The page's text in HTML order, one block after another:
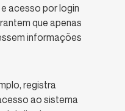
acesso por login
que apenas
informações
registra
ao sistema